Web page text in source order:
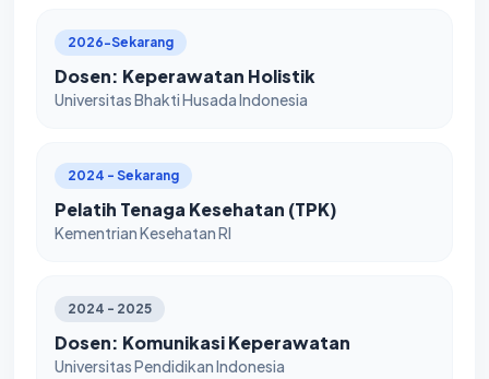
2026-Sekarang
Dosen: Keperawatan Holistik
Universitas Bhakti Husada Indonesia
2024 - Sekarang
Pelatih Tenaga Kesehatan (TPK)
Kementrian Kesehatan RI
2024 - 2025
Dosen: Komunikasi Keperawatan
Universitas Pendidikan Indonesia